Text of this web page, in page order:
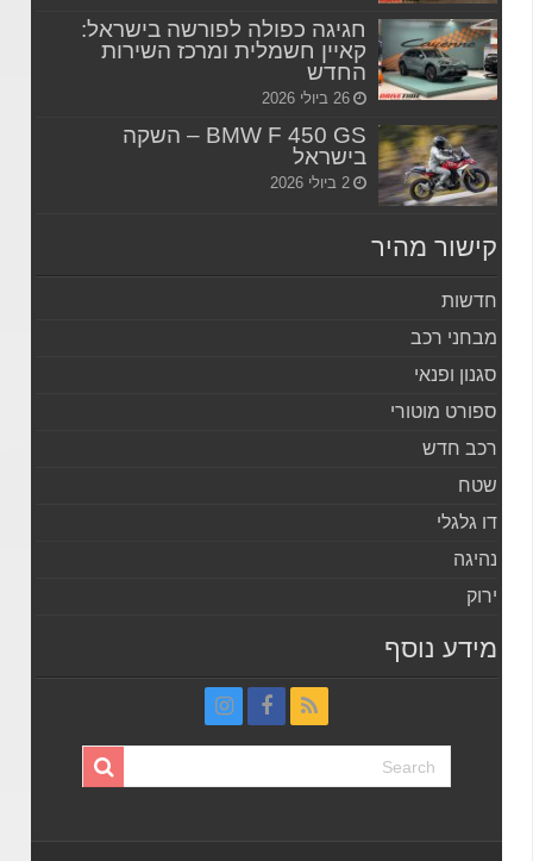
חגיגה כפולה לפורשה בישראל:
קאיין חשמלית ומרכז השירות
החדש
26 ביולי 2026
BMW F 450 GS – השקה
בישראל
2 ביולי 2026
קישור מהיר
חדשות
מבחני רכב
סגנון ופנאי
ספורט מוטורי
רכב חדש
שטח
דו גלגלי
נהיגה
מידע נוסף